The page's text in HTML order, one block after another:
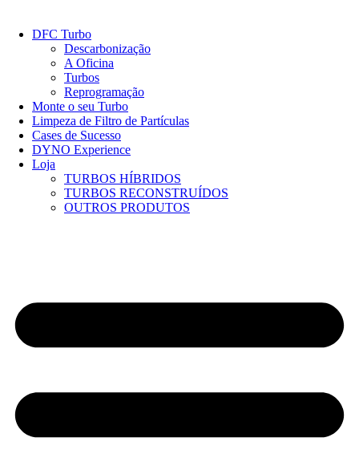
DFC Turbo
Descarbonização
A Oficina
Turbos
Reprogramação
Monte o seu Turbo
Limpeza de Filtro de Partículas
Cases de Sucesso
DYNO Experience
Loja
TURBOS HÍBRIDOS
TURBOS RECONSTRUÍDOS
OUTROS PRODUTOS